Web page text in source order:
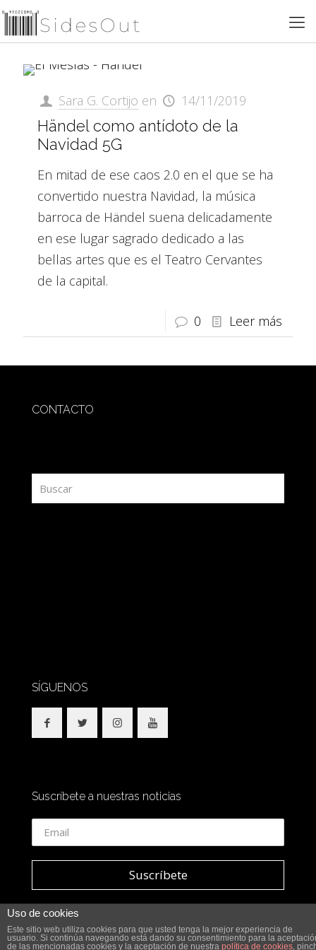
Sara G. Cortijo en 14/11/2019
Händel como antídoto de la
Navidad 5G
En mitad de ese caos 2.0 en el que se ha
convertido nuestra Navidad, la música
barroca de Händel suena delicadamente
en ese lugar sagrado dedicado a las
bellas artes que es el Teatro Cervantes
de la capital.
0 Leer más
CONTACTO
SÍGUENOS
Suscríbete a nuestras noticias
© 2018 SidesOut. All Rights Reserved.
Uso de cookies
Este sitio web utiliza cookies para que usted tenga la mejor experiencia de
usuario. Si continúa navegando está dando su consentimiento para la
de las mencionadas cookies y la aceptación de nuestra política de cookies,